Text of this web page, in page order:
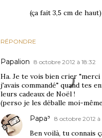
RÉPONDRE
(ça fait 3,5 cm de haut)
Papalion 8 octobre 2012 à 18:32
Ha. Je te vois bien crier
j'avais commandé" quand tes
leurs cadeaux de Noël !
(perso je les déballe moi-
Papa³ 8 octobre 2012 à
Ben voilà, tu connais